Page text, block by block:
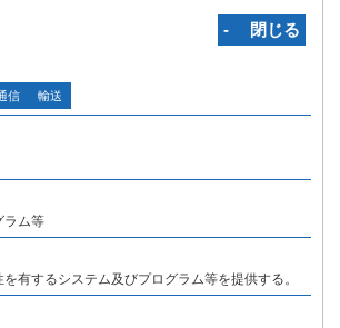
‐ 閉じる
信 輸送
ラム等
有するシステム及びプログラム等を提供する。